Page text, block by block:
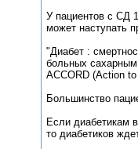
У пациентов с СД
может наступать
"Диабет :
больных
ACCORD (Action
Большинство
Если диабетикам
то диабетиков